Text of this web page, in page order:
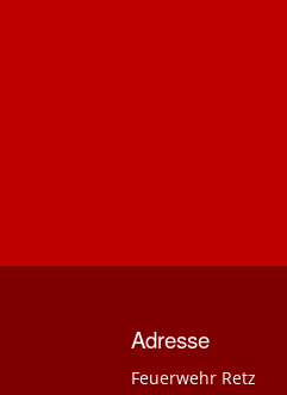
Adresse
Feuerwehr Retz